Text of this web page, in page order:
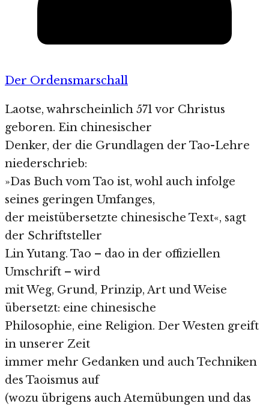
Der Ordensmarschall
Laotse, wahrscheinlich 571 vor Christus
geboren. Ein chinesischer
Denker, der die Grundlagen der Tao-Lehre
niederschrieb:
»Das Buch vom Tao ist, wohl auch infolge
seines geringen Umfanges,
der meistübersetzte chinesische Text«, sagt
der Schriftsteller
Lin Yutang. Tao – dao in der offiziellen
Umschrift – wird
mit Weg, Grund, Prinzip, Art und Weise
übersetzt: eine chinesische
Philosophie, eine Religion. Der Westen greift
in unserer Zeit
immer mehr Gedanken und auch Techniken
des Taoismus auf
(wozu übrigens auch Atemübungen und das